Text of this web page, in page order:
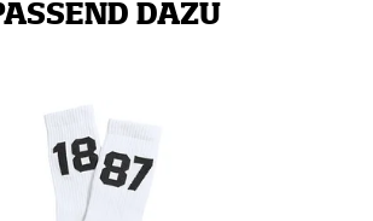
DAZU